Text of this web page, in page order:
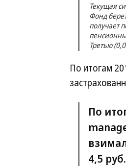
Текущая
Фонд
получает
Третью
По итогам
По
4,5 руб.